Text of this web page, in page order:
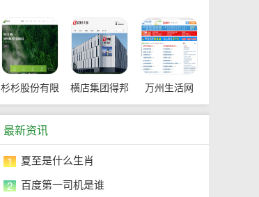
杉杉股份有限
公司
横店集团得邦
工程塑料有限
公司
万州生活网
最新资讯
1 夏至是什么生肖
2 百度第一司机是谁